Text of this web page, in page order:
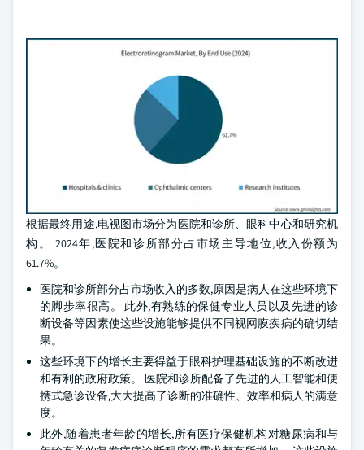
根据最终用途,电视图市场分为医院和诊所、眼科中心和研究机
构。 2024年,医院和诊所部分占市场主导地位,收入份额为
61.7%。
医院和诊所部分占市场收入的多数,原因是病人在这些环境下
的脚步率很高。 此外,有熟练的保健专业人员以及先进的诊
断设备等因素使这些设施能够提供不同视网膜疾病的确切结
果。
这些环境下的增长主要得益于眼科护理基础设施的不断改进
和有利的政府政策。 医院和诊所配备了先进的人工智能和便
携式急诊设备,大大提高了诊断的准确性、效率和病人的满意
度。
此外,随着患者年龄的增长,所有医疗保健机构对糖尿病和与